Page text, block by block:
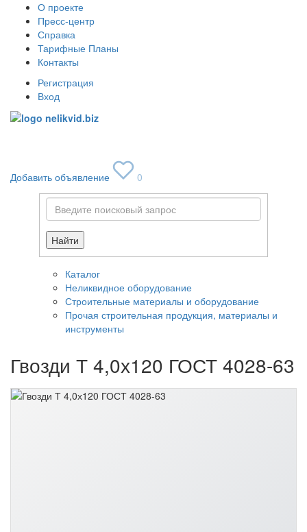
О проекте
Пресс-центр
Справка
Тарифные Планы
Контакты
Регистрация
Вход
Добавить объявление
0
Найти
Каталог
Неликвидное оборудование
Строительные материалы и оборудование
Прочая строительная продукция, материалы и
инструменты
Гвозди Т 4,0х120 ГОСТ 4028-63